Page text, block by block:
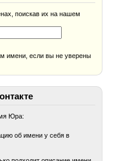
поискав их на нашем
имени, если вы не уверены
Юра:
об имени у себя в